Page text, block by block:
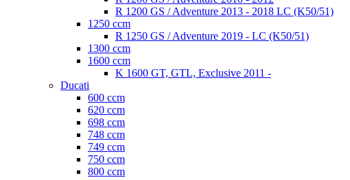
R 1200 GS / Adventure 2013 - 2018 LC (K50/51)
1250 ccm
R 1250 GS / Adventure 2019 - LC (K50/51)
1300 ccm
1600 ccm
K 1600 GT, GTL, Exclusive 2011 -
Ducati
600 ccm
620 ccm
698 ccm
748 ccm
749 ccm
750 ccm
800 ccm